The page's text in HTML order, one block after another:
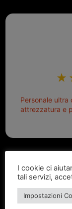
Personale
attrezzatura e
I cookie ci
tali servizi,
Impostazioni